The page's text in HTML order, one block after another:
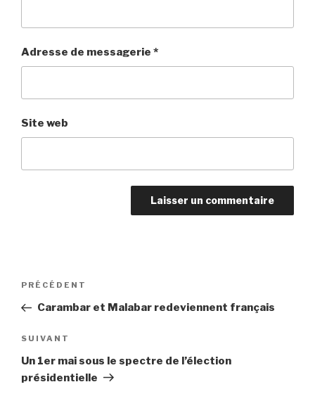
Adresse de messagerie *
Site web
Navigation
l’article
Article
précédent
PRÉCÉDENT
Carambar et Malabar redeviennent français
Article
suivant
SUIVANT
Un 1er mai sous le spectre de l’élection
présidentielle